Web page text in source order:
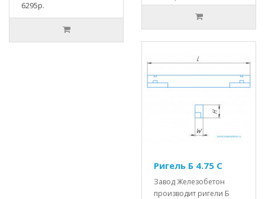
6295р.
Ригель Б 4.75 С
Завод Железобетон
производит ригели Б